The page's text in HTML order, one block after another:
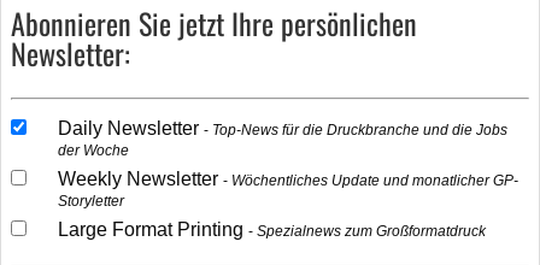
Abonnieren Sie jetzt Ihre persönlichen
Newsletter:
Daily Newsletter
Top-News für die Druckbranche und die Jobs
der Woche
Weekly Newsletter
Wöchentliches Update und monatlicher GP-
Storyletter
Large Format Printing Spezialnews zum Großformatdruck